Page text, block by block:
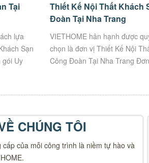
Tại
lựa
Sạn
Uy
Thiết Kế Nội Thất Khách
Đoàn Tại Nha Trang
VIETHOME hân hạnh được
chọn là đơn vị Thiết Kế Nội
Công Đoàn Tại Nha Trang
CHÚNG TÔI
cấp của mỗi công trình là niềm tự hào và